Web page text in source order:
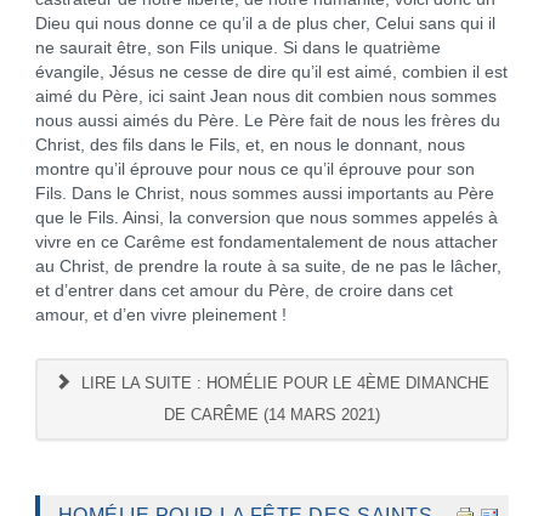
Dieu qui nous donne ce qu’il a de plus cher, Celui sans qui il
ne saurait être, son Fils unique. Si dans le quatrième
évangile, Jésus ne cesse de dire qu’il est aimé, combien il est
aimé du Père, ici saint Jean nous dit combien nous sommes
nous aussi aimés du Père. Le Père fait de nous les frères du
Christ, des fils dans le Fils, et, en nous le donnant, nous
montre qu’il éprouve pour nous ce qu’il éprouve pour son
Fils. Dans le Christ, nous sommes aussi importants au Père
que le Fils. Ainsi, la conversion que nous sommes appelés à
vivre en ce Carême est fondamentalement de nous attacher
au Christ, de prendre la route à sa suite, de ne pas le lâcher,
et d’entrer dans cet amour du Père, de croire dans cet
amour, et d’en vivre pleinement !
LIRE LA SUITE : HOMÉLIE POUR LE 4ÈME DIMANCHE
DE CARÊME (14 MARS 2021)